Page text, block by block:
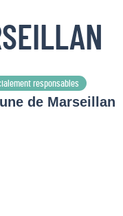
responsables
de Marseillan